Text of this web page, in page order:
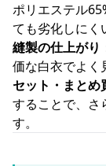
ポリエステル
ても劣化しにく
縫製の仕上がり
価な白衣でよく
セット・まとめ
することで、さ
す。